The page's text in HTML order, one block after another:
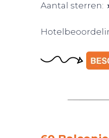
Aantal sterren: